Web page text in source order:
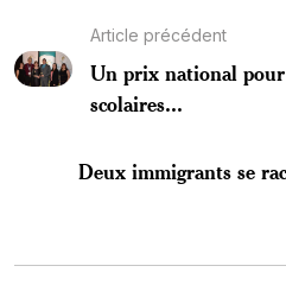
Article précédent
Un prix national
scolaires...
Deux immigrants se